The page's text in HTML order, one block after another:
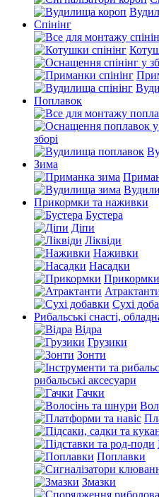
Спінінг
Поплавок
зборі
Зима
Прикормки та наживки
Бустера
Діпи
Ліквіди
Наживки
Насадки
Прикормки
Сухі
Рибальські снасті,
Відра
Грузики
Зонти
рибальські аксесуари
Гачки
Поплавки
Змазки